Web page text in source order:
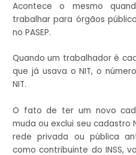
Acontece o mesmo
trabalhar para órgãos
no PASEP.
Quando um trabalhador é
que já usava o NIT, o
NIT.
O fato de ter um novo
muda ou exclui seu cadastro
rede privada ou pública
como contribuinte do INSS,